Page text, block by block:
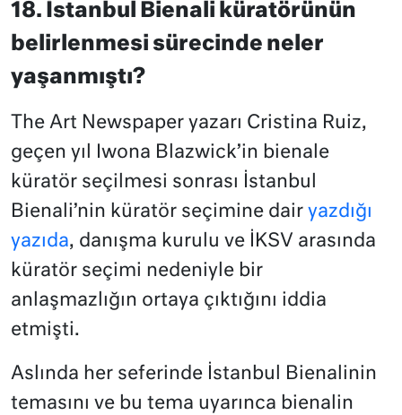
18. İstanbul Bienali küratörünün
belirlenmesi sürecinde neler
yaşanmıştı?
The Art Newspaper yazarı Cristina Ruiz,
geçen yıl Iwona Blazwick’in bienale
küratör seçilmesi sonrası İstanbul
Bienali’nin küratör seçimine dair yazdığı
yazıda, danışma kurulu ve İKSV arasında
küratör seçimi nedeniyle bir
anlaşmazlığın ortaya çıktığını iddia
etmişti.
Aslında her seferinde İstanbul Bienalinin
temasını ve bu tema uyarınca bienalin